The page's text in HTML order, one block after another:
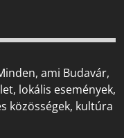
ami Budavár,
lokális események,
közösségek, kultúra